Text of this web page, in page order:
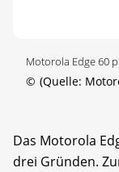
Motorola Edge 60
© (Quelle:
Das Motorola
drei Gründen.